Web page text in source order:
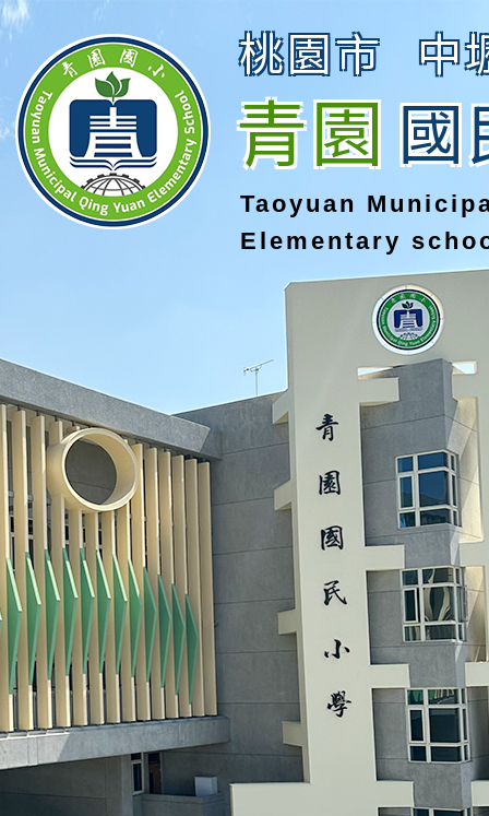
桃園市 中
青園國
Taoyuan
Elementary